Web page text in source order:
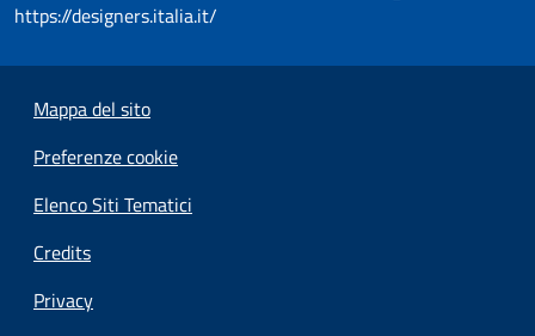
https://designers.italia.it/
Mappa del sito
Preferenze cookie
Elenco Siti Tematici
Credits
Privacy